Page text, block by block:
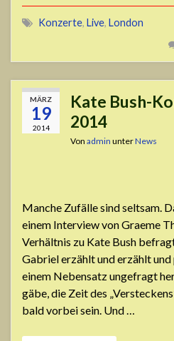
Konzerte, Live, London
MÄRZ
19
2014
Kate Bush-
2014
Von admin unterNews
Manche Zufälle sind seltsam.
einem Interview von Graeme
Verhältnis zu Kate Bush
Gabriel erzählt und erzählt
einem Nebensatz ungefragt
gäbe, die Zeit des
bald vorbei sein. Und …